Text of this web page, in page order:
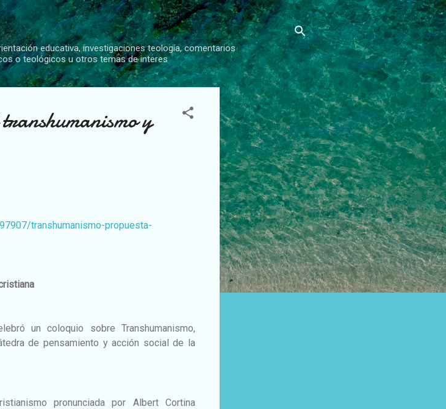
contenido principal
educativa, investigaciones teología, comentarios
o teológicos u otros temas de interes
y
transhumanismo-propuesta-
un coloquio sobre Transhumanismo,
de pensamiento y acción social de la
pronunciada por Albert Cortina